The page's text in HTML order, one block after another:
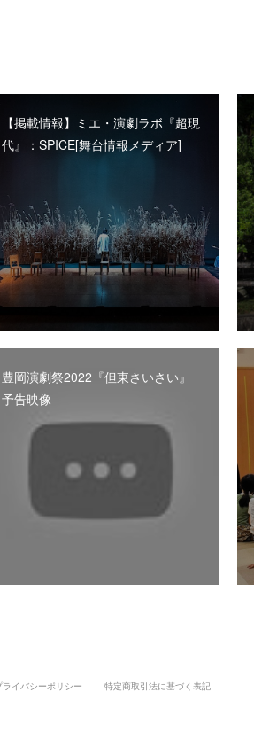
【掲載情報】ミエ・演劇ラボ『超現
代』：SPICE[舞台情報メディア]
豊岡演劇祭2022『但東さいさい』
予告映像
ライバシーポリシー 特定商取引法に基づく表記